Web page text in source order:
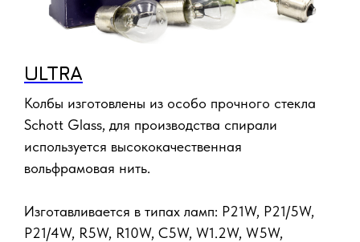
ULTRA
Колбы изготовлены из особо прочного стекла
Schott Glass, для производства спирали
используется высококачественная
вольфрамовая нить.
Изготавливается в типах ламп: P21W, P21/5W,
P21/4W, R5W, R10W, C5W, W1.2W, W5W,